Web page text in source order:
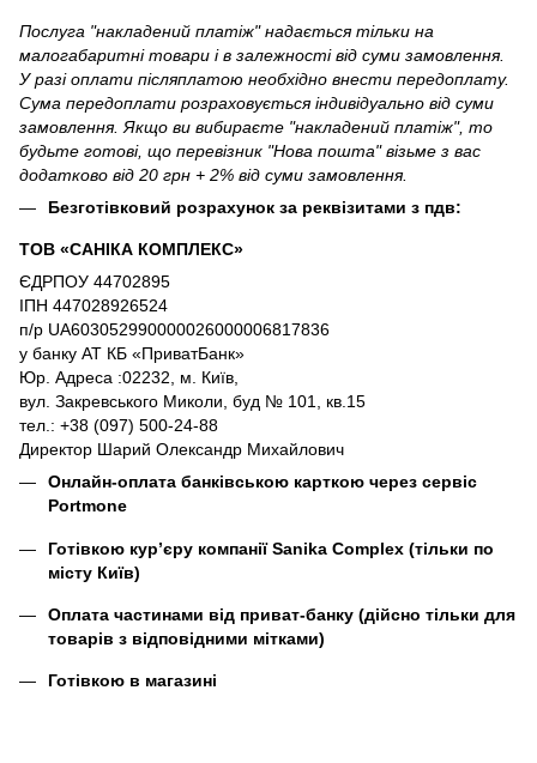
Послуга "накладений платіж" надається тільки на
малогабаритні товари і в залежності від суми замовлення.
У разі оплати післяплатою необхідно внести передоплату.
Сума передоплати розраховується індивідуально від суми
замовлення. Якщо ви вибираєте "накладений платіж", то
будьте готові, що перевізник "Нова пошта" візьме з вас
додатково від 20 грн + 2% від суми замовлення.
Безготівковий розрахунок за реквізитами з пдв:
ТОВ «САНІКА КОМПЛЕКС»
ЄДРПОУ 44702895
ІПН 447028926524
п/р UA603052990000026000006817836
у банку АТ КБ «ПриватБанк»
Юр. Адреса :02232, м. Київ,
вул. Закревського Миколи, буд № 101, кв.15
тел.: +38 (097) 500-24-88
Директор Шарий Олександр Михайлович
Онлайн-оплата банківською карткою через сервіс
Portmone
Готівкою кур’єру компаніїSanika Complex (тільки по
місту Київ)
Оплата частинами від приват-банку (дійсно тільки для
товарів з відповідними мітками)
Готівкою в магазині